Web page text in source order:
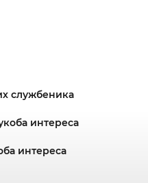
службеника
интереса
интереса